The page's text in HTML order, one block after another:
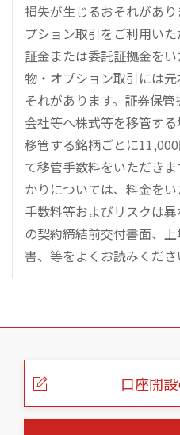
損失が生じるおそれがあ
プション取引をご利用い
証金または委託証拠金を
物・オプション取引には
それがあります。証券保
会社等へ株式等を移管する
移管する銘柄ごとに
て移管手数料をいただき
かりについては、料金を
手数料等およびリスクは
の契約締結前交付書面、
書、等をよくお読みくださ
こ
口座開